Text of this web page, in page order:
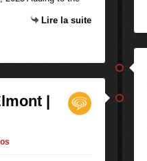
Lire la suite
|